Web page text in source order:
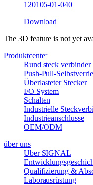
120105-01-040
Download
The 3D feature is not yet
Produktcenter
Rund steck verbinder
Push-Pull-
Überlasteter Stecker
I/O System
Schalten
Industrielle
Industrieanschlusse
OEM/ODM
über uns
Uber SIGNAL
Qualifizierung &
Laborausrüstung